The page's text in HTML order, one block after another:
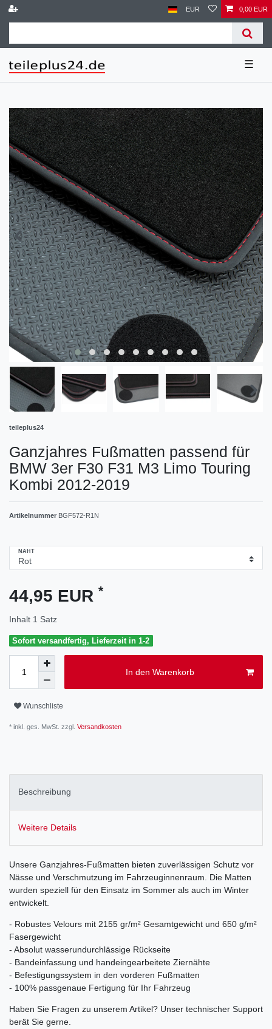
EUR 0,00 EUR
☰
teileplus24
Ganzjahres Fußmatten passend für
BMW 3er F30 F31 M3 Limo Touring
Kombi 2012-2019
Artikelnummer BGF572-R1N
NAHT
44,95 EUR *
Inhalt 1 Satz
Sofort versandfertig, Lieferzeit in 1-2
In den Warenkorb
Wunschliste
* inkl. ges. MwSt. zzgl. Versandkosten
Beschreibung
Weitere Details
Unsere Ganzjahres-Fußmatten bieten zuverlässigen Schutz vor
Nässe und Verschmutzung im Fahrzeuginnenraum. Die Matten
wurden speziell für den Einsatz im Sommer als auch im Winter
entwickelt.
- Robustes Velours mit 2155 gr/m² Gesamtgewicht und 650 g/m²
Fasergewicht
- Absolut wasserundurchlässige Rückseite
- Bandeinfassung und handeingearbeitete Ziernähte
- Befestigungssystem in den vorderen Fußmatten
- 100% passgenaue Fertigung für Ihr Fahrzeug
Haben Sie Fragen zu unserem Artikel? Unser technischer Support
berät Sie gerne.